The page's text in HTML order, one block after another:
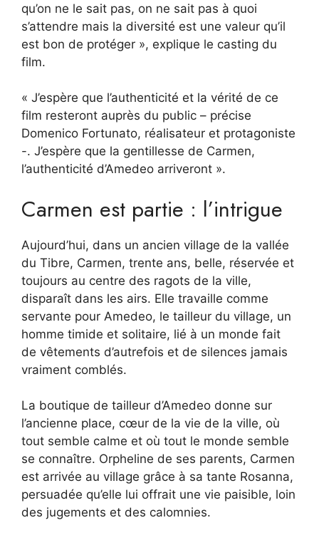
qu’on ne le sait pas, on ne sait pas à quoi
s’attendre mais la diversité est une valeur qu’il
est bon de protéger », explique le casting du
film.
« J’espère que l’authenticité et la vérité de ce
film resteront auprès du public – précise
Domenico Fortunato, réalisateur et protagoniste
-. J’espère que la gentillesse de Carmen,
l’authenticité d’Amedeo arriveront ».
Carmen est partie : l’intrigue
Aujourd’hui, dans un ancien village de la vallée
du Tibre, Carmen, trente ans, belle, réservée et
toujours au centre des ragots de la ville,
disparaît dans les airs. Elle travaille comme
servante pour Amedeo, le tailleur du village, un
homme timide et solitaire, lié à un monde fait
de vêtements d’autrefois et de silences jamais
vraiment comblés.
La boutique de tailleur d’Amedeo donne sur
l’ancienne place, cœur de la vie de la ville, où
tout semble calme et où tout le monde semble
se connaître. Orpheline de ses parents, Carmen
est arrivée au village grâce à sa tante Rosanna,
persuadée qu’elle lui offrait une vie paisible, loin
des jugements et des calomnies.